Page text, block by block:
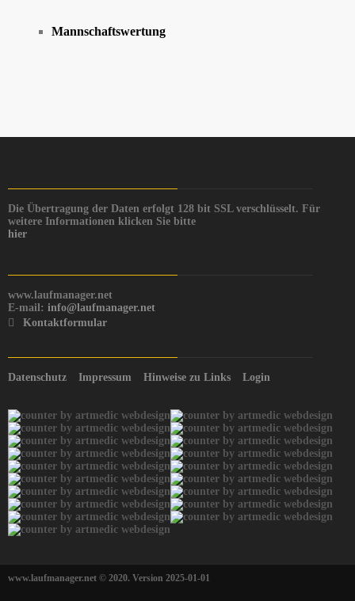
Mannschaftswertung
Die Übertragung der Daten erfolgt 128 bit SSL verschlüsselt. Für
weitere Informationen klicken Sie bitte
hier
www.laufmanager.net
E-mail: info@laufmanager.net
Kontaktformular
Datenschutz Impressum Hinweise zu Links Login
www.laufmanager.net © 2020. Version 2025-01-01